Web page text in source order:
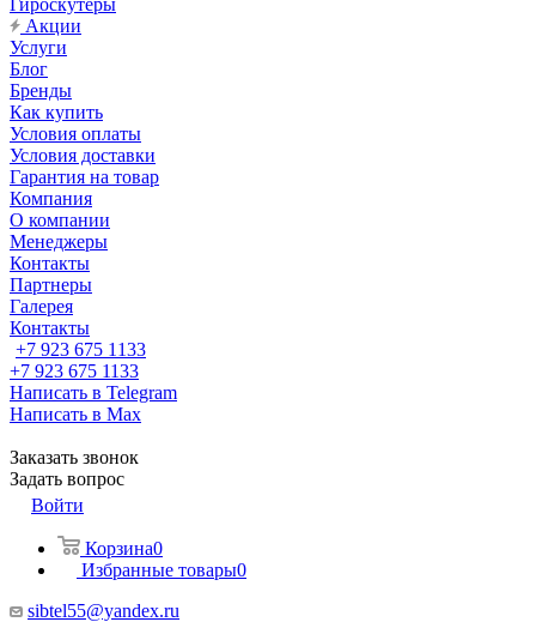
Гироскутеры
Акции
Услуги
Блог
Бренды
Как купить
Условия оплаты
Условия доставки
Гарантия на товар
Компания
О компании
Менеджеры
Контакты
Партнеры
Галерея
Контакты
+7 923 675 1133
+7 923 675 1133
Написать в Telegram
Написать в Max
Заказать звонок
Задать вопрос
Войти
Корзина0
Избранные товары0
sibtel55@yandex.ru